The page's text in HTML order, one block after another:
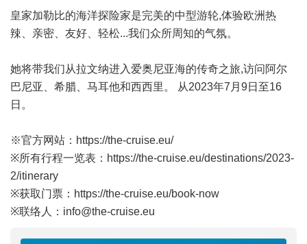
皇家加勒比的海洋探险家是完美的中型游轮,体验欧洲热
辣、亲密、友好、轻松...我们众所周知的气氛。
她将带我们从拉文纳进入爱奥尼亚海的传奇之旅,访问阿尔
巴尼亚、希腊、马耳他和西西里。 从2023年7月9日至16
日。
※官方网站： https://the-cruise.eu/
※所有行程一览表： https://the-cruise.eu/destinations/2023-
2/itinerary
※获取门票： https://the-cruise.eu/book-now
※联络人： info@the-cruise.eu